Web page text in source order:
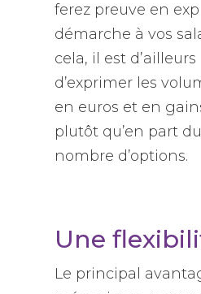
ferez preuve en
démarche à vos
cela, il est
d’exprimer les
en euros et en
plutôt qu’en part
nombre d’options.
Une
Le principal